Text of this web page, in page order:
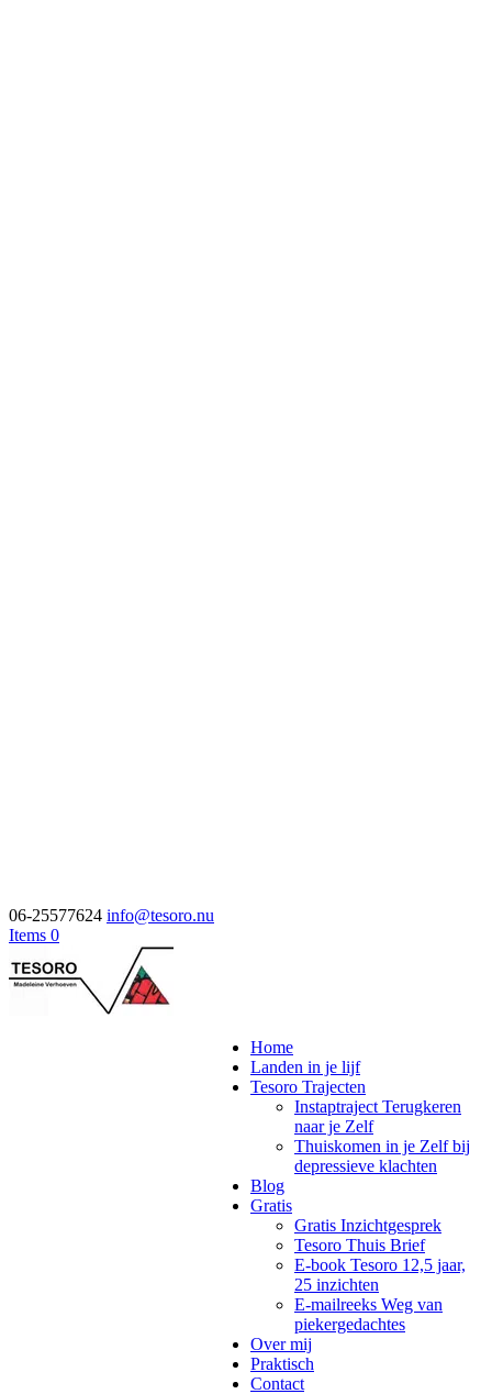
06-25577624 info@tesoro.nu
Items 0
Home
Landen in je lijf
Tesoro Trajecten
Instaptraject Terugkeren
naar je Zelf
Thuiskomen in je Zelf bij
depressieve klachten
Blog
Gratis
Gratis Inzichtgesprek
Tesoro Thuis Brief
E-book Tesoro 12,5 jaar,
25 inzichten
E-mailreeks Weg van
piekergedachtes
Over mij
Praktisch
Contact